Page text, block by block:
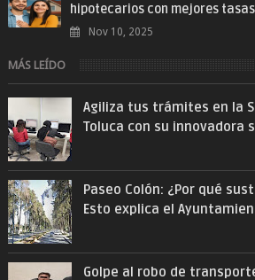
hipotecarios con mejores
Nov 10, 2025
MÁS LEÍDO
Agiliza tus trámites en la
Toluca con su innovadora
Paseo Colón: ¿Por qué
Esto explica el
Golpe al robo de